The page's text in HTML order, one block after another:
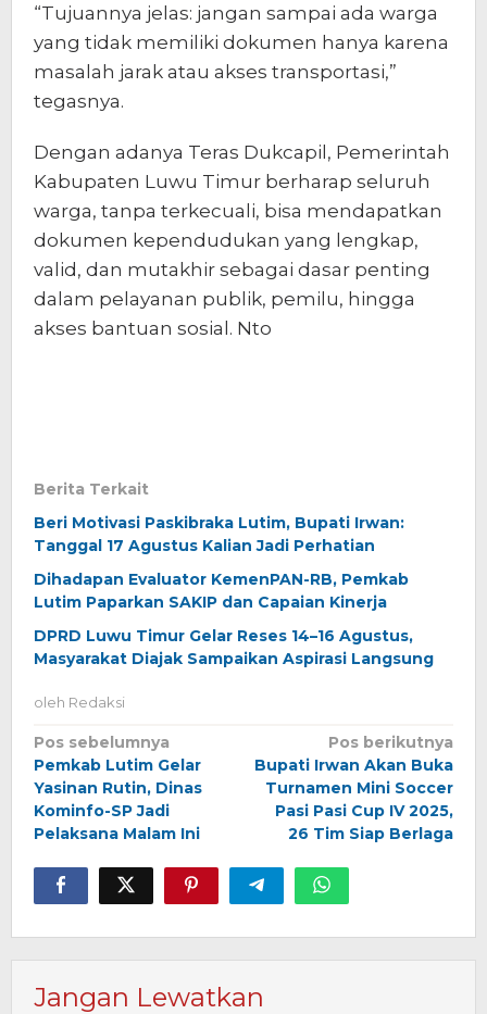
“Tujuannya jelas: jangan sampai ada warga
yang tidak memiliki dokumen hanya karena
masalah jarak atau akses transportasi,”
tegasnya.
Dengan adanya Teras Dukcapil, Pemerintah
Kabupaten Luwu Timur berharap seluruh
warga, tanpa terkecuali, bisa mendapatkan
dokumen kependudukan yang lengkap,
valid, dan mutakhir sebagai dasar penting
dalam pelayanan publik, pemilu, hingga
akses bantuan sosial. Nto
Berita Terkait
Beri Motivasi Paskibraka Lutim, Bupati Irwan:
Tanggal 17 Agustus Kalian Jadi Perhatian
Dihadapan Evaluator KemenPAN-RB, Pemkab
Lutim Paparkan SAKIP dan Capaian Kinerja
DPRD Luwu Timur Gelar Reses 14–16 Agustus,
Masyarakat Diajak Sampaikan Aspirasi Langsung
oleh Redaksi
Navigasi
pos
Pos sebelumnya
Pemkab Lutim Gelar
Yasinan Rutin, Dinas
Kominfo-SP Jadi
Pelaksana Malam Ini
Pos berikutnya
Bupati Irwan Akan Buka
Turnamen Mini Soccer
Pasi Pasi Cup IV 2025,
26 Tim Siap Berlaga
Jangan Lewatkan